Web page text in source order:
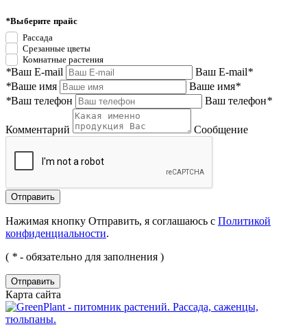
*Выберите прайс
Рассада
Срезанные цветы
Комнатные растения
*Ваш E-mail Ваш E-mail*
*Ваше имя Ваше имя*
*Ваш телефон Ваш телефон*
Комментарий Сообщение
Нажимая кнопку Отправить, я соглашаюсь с Политикой
конфиденциальности.
( * - обязательно для заполнения )
Отправить
Карта сайта